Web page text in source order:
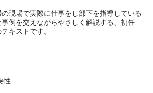
現場で実際に仕事をし部下を指導している
例を交えながらやさしく解説する、初任
キストです。
性